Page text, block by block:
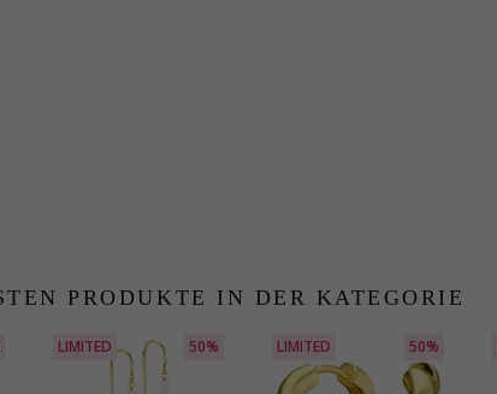
PRODUKTE IN DER KATEGORIE
LIMITED 50% LIMITED 50%